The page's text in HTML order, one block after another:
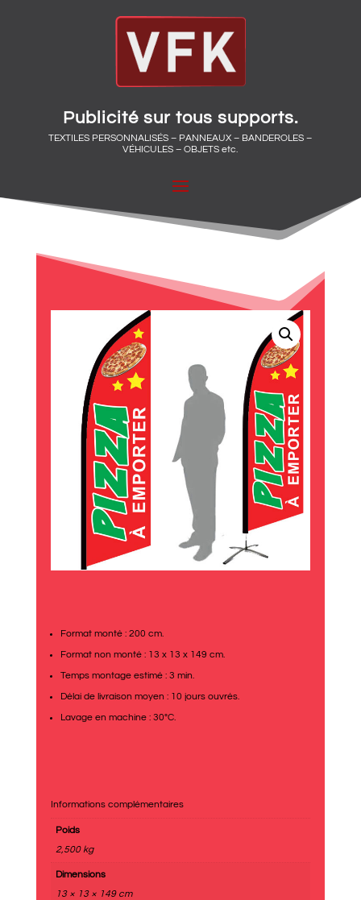
Publicité sur tous supports.
TEXTILES PERSONNALISÉS – PANNEAUX – BANDEROLES –
VÉHICULES – OBJETS etc.
Format monté : 200 cm.
Format non monté : 13 x 13 x 149 cm.
Temps montage estimé : 3 min.
Délai de livraison moyen : 10 jours ouvrés.
Lavage en machine : 30°C.
Informations complémentaires
Poids
2,500 kg
Dimensions
13 × 13 × 149 cm